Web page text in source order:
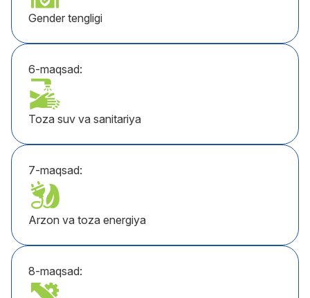
Gender tengligi
6-maqsad:
Toza suv va sanitariya
7-maqsad:
Arzon va toza energiya
8-maqsad: